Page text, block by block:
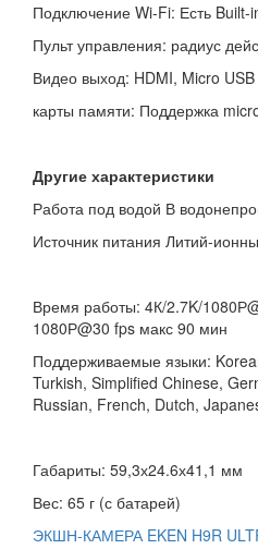
Подключение Wi-Fi: Есть
Пульт управления: радиус
Видео выход: HDMI, Micro
карты памяти: Поддержка
Другие характеристики
Работа под водой В
Источник питания Литий-
Время работы: 4К/2.7K/
1080Р@30 fps макс 90 мин
Поддерживаемые языки:
Turkish, Simplified Chinese,
Russian, French, Dutch,
Габариты: 59,3х24.6х41,1 мм
Вес: 65 г (с батарей)
ЭКШН-КАМЕРА EKEN H9R